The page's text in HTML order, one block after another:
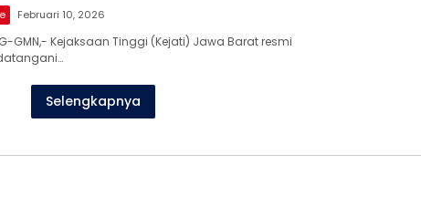
Februari 10, 2026
GMN,- Kejaksaan Tinggi (Kejati) Jawa Barat resmi
Selengkapnya